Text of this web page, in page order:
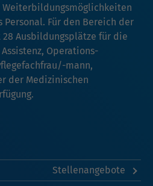
Für den Bereich der
28 Ausbildungsplätze für die
Operations-
mann,
der Medizinischen
Stellenangebote